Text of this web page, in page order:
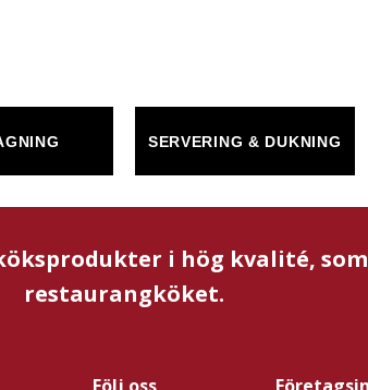
SERVERING & DUKNING
i hög kvalité,
restaurangköket.